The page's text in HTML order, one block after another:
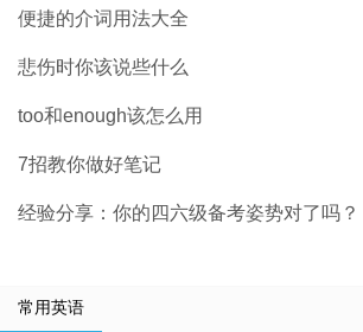
便捷的介词用法大全
悲伤时你该说些什么
too和enough该怎么用
7招教你做好笔记
经验分享：你的四六级备考姿势对了吗？
常用英语